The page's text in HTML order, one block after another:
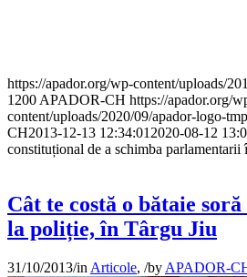
https://apador.org/wp-content/uploads/
1200 APADOR-CH https://apador.org/
content/uploads/2020/09/apador-logo-
CH2013-12-13 12:34:01 2020-08-12
constituțional de a schimba
Cât te costă o bătaie
la poliție, în Târgu Jiu
31/10/2013/in Articole, /by APADOR-